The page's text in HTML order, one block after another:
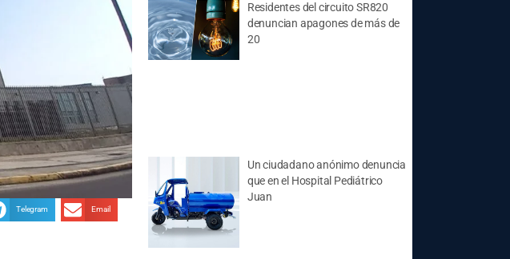
Telegram Email
Residentes del circuito SR820
denuncian apagones de más de
20
Un ciudadano anónimo denuncia
que en el Hospital Pediátrico
Juan